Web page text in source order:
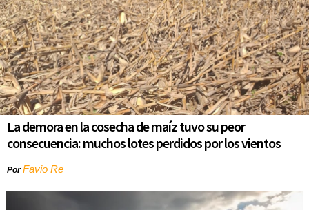
La demora en la cosecha de maíz tuvo su peor
consecuencia: muchos lotes perdidos por los vientos
PorFavio Re